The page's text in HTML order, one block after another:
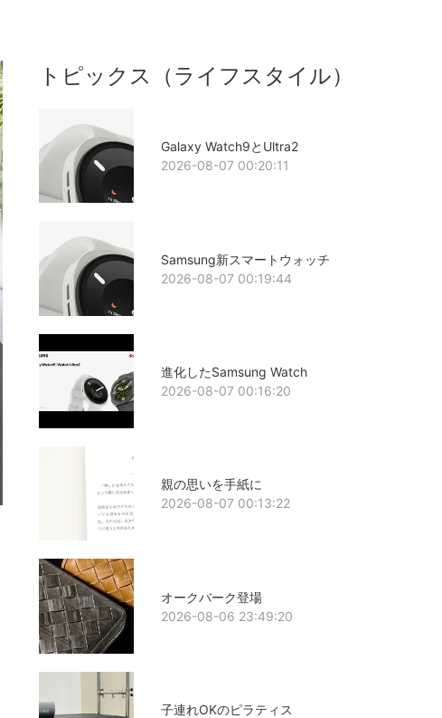
トピックス（ライフスタイル）
Galaxy Watch9とUltra2
2026-08-07 00:20:11
Samsung新スマートウォッチ
2026-08-07 00:19:44
進化したSamsung Watch
2026-08-07 00:16:20
親の思いを手紙に
2026-08-07 00:13:22
オークバーク登場
2026-08-06 23:49:20
子連れOKのピラティス